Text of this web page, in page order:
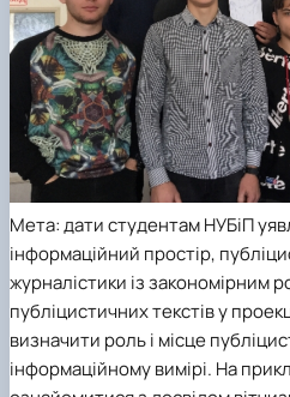
Мета: дати студентам НУБіП
інформаційний простір,
журналістики із закономірним
публіцистичних текстів у
визначити роль і місце
інформаційному вимірі. На